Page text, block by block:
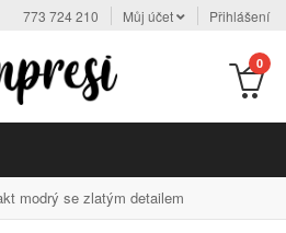
773 724 210 Můj účet Přihlášení
0
modrý se zlatým detailem